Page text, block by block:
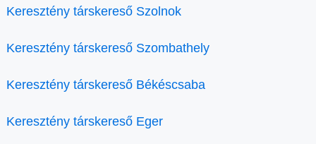
Keresztény társkereső Szolnok
Keresztény társkereső Szombathely
Keresztény társkereső Békéscsaba
Keresztény társkereső Eger